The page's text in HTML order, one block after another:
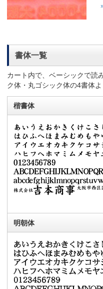
書体一覧
カート内で、ベーシックで読
ク体・丸ゴシック体の4書体よ
楷書体
明朝体